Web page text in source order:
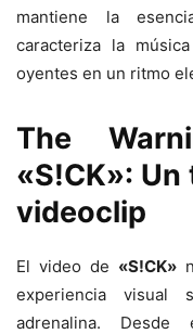
mantiene la
caracteriza la
oyentes en un ritmo
The
«S!CK»: Un
videoclip
El video de «S!CK»
experiencia visual
adrenalina. Desde